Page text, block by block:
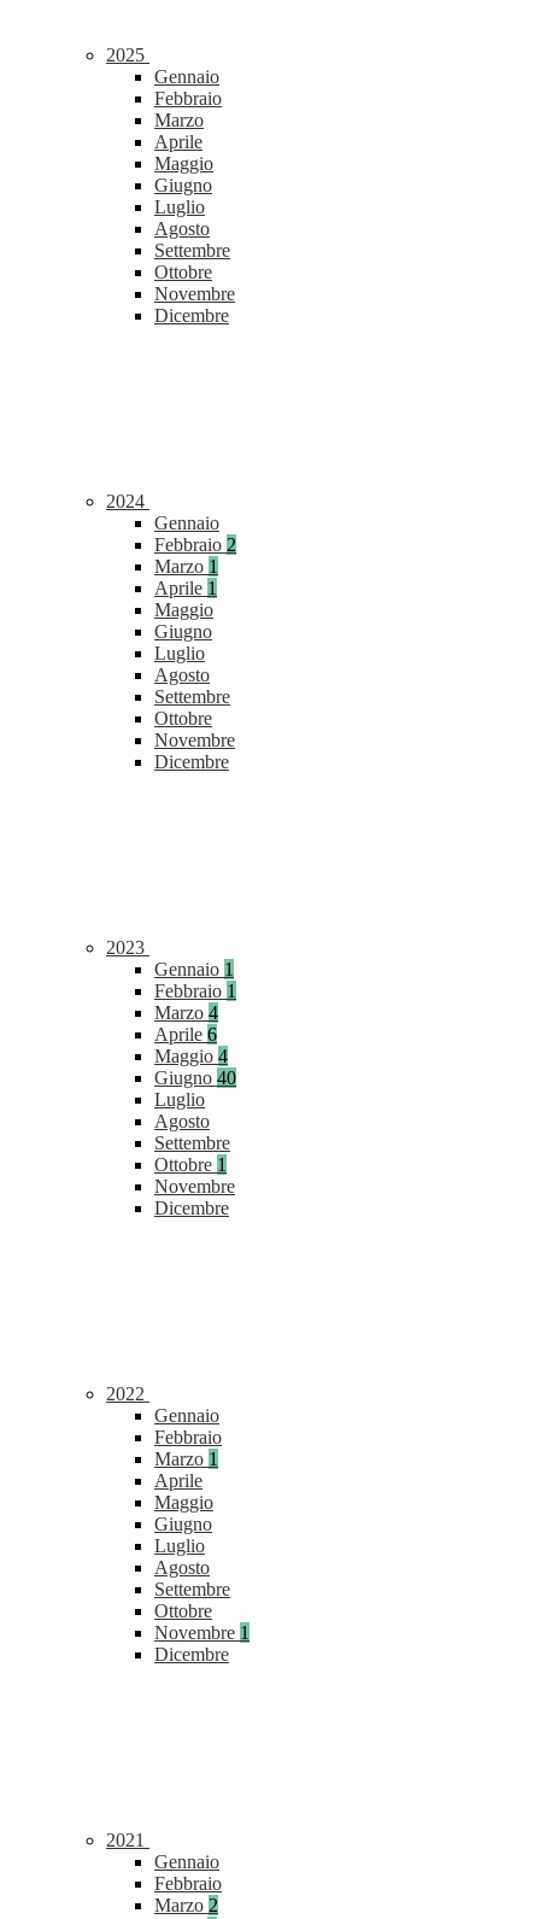
2025
Gennaio
Febbraio
Marzo
Aprile
Maggio
Giugno
Luglio
Agosto
Settembre
Ottobre
Novembre
Dicembre
2024
Gennaio
Febbraio 2
Marzo 1
Aprile 1
Maggio
Giugno
Luglio
Agosto
Settembre
Ottobre
Novembre
Dicembre
2023
Gennaio 1
Febbraio 1
Marzo 4
Aprile 6
Maggio 4
Giugno 40
Luglio
Agosto
Settembre
Ottobre 1
Novembre
Dicembre
2022
Gennaio
Febbraio
Marzo 1
Aprile
Maggio
Giugno
Luglio
Agosto
Settembre
Ottobre
Novembre 1
Dicembre
2021
Gennaio
Febbraio
Marzo 2